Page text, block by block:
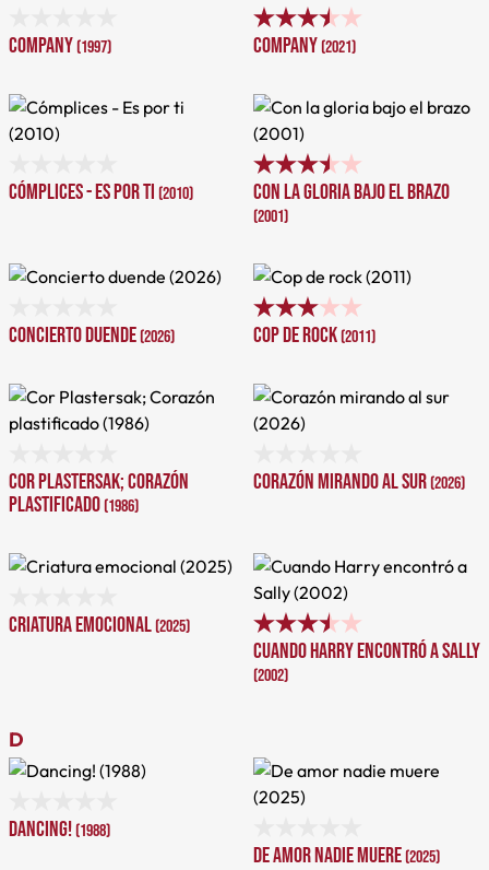
Company(1997) Company(2021)
Cómplices - Es por ti (2010) Con la gloria bajo el brazo
(2001)
Concierto duende(2026) Cop de rock(2011)
Cor Plastersak; Corazón
plastificado(1986)
Corazón mirando al sur(2026)
Criatura emocional(2025)
Cuando Harry encontró a Sally
(2002)
D
Dancing!(1988)
De amor nadie muere(2025)